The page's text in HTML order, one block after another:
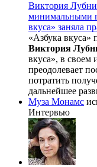
Виктория
минимальными
вкуса» заняла
«Азбука вкуса»
Виктория
вкуса», в своем
преодолевает
потратить
дальнейшее
Муза Монамс
Интервью